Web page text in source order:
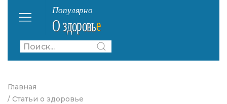
Главная
/ Статьи о здоровье